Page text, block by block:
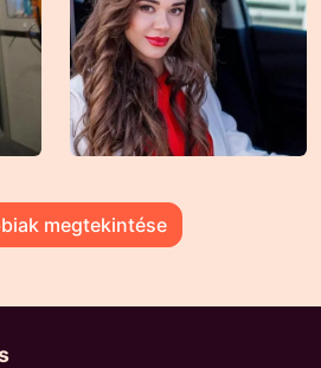
megtekintése